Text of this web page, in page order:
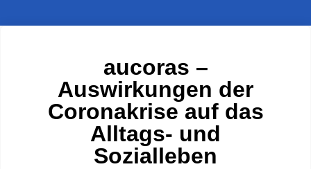
aucoras –
Auswirkungen der
Coronakrise auf das
Alltags- und
Sozialleben